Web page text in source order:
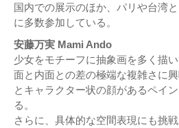
国内での展示のほか、パリや台湾
に多数参加している。
安藤万実 Mami Ando
少女をモチーフに抽象画を多く描
面と内面との差の極端な複雑さに
とキャラクター状の顔があるペイ
る。
さらに、具体的な空間表現にも挑